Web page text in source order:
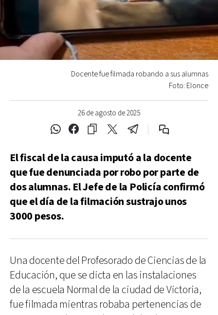
26 de agosto de 2025
Docente fue filmada robando a sus alumnas
Foto: Elonce
El fiscal de la causa imputó a la docente
que fue denunciada por robo por parte de
dos alumnas. El Jefe de la Policía confirmó
que el día de la filmación sustrajo unos
3000 pesos.
Una docente del Profesorado de Ciencias de la
Educación, que se dicta en las instalaciones
de la escuela Normal de la ciudad de Victoria,
fue filmada mientras robaba pertenencias de